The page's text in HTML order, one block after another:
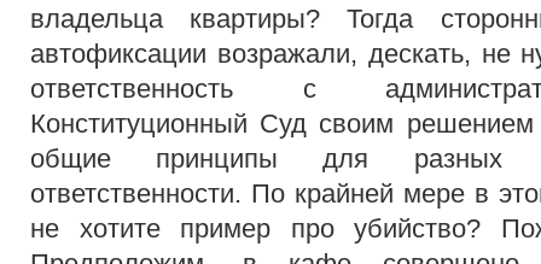
владельца квартиры? Тогда
автофиксации возражали, дескать, не
ответственность с
Конституционный Суд своим
общие принципы для разных
ответственности. По крайней мере в
не хотите пример про убийство?